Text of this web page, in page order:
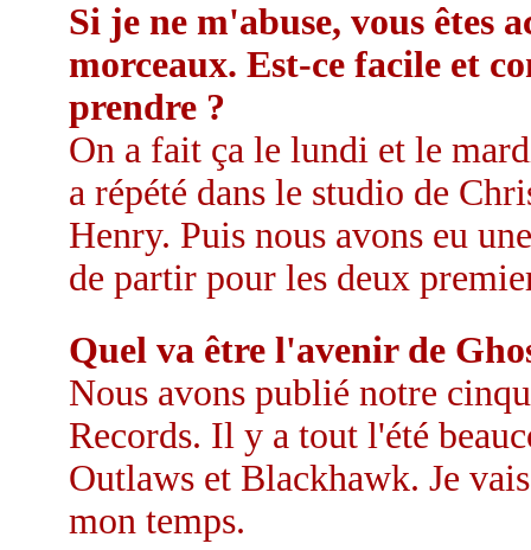
Si je ne m'abuse, vous êtes
morceaux. Est-ce facile et
prendre ?
On a fait ça le lundi et le
a répété dans le studio de
Henry. Puis nous avons eu
de partir pour les deux
Quel va être l'avenir de
Nous avons publié notre
Records. Il y a tout l'été
Outlaws et Blackhawk. Je
mon temps.